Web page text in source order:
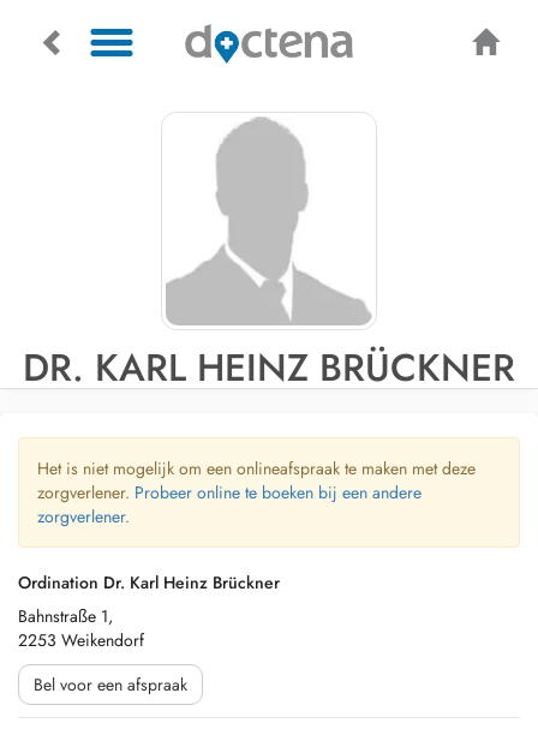
DR. KARL HEINZ BRÜCKNER
Het is niet mogelijk om een onlineafspraak te maken met deze
zorgverlener. Probeer online te boeken bij een andere
zorgverlener.
Ordination Dr. Karl Heinz Brückner
Bahnstraße 1,
2253 Weikendorf
Bel voor een afspraak